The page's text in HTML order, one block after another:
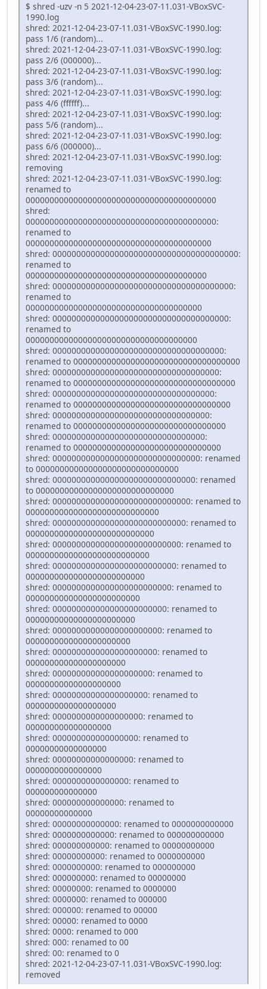
$ shred -uzv -n 5 2021-12-04-23-07-11.031-VBoxSVC-
1990.log
shred: 2021-12-04-23-07-11.031-VBoxSVC-1990.log:
pass 1/6 (random)...
shred: 2021-12-04-23-07-11.031-VBoxSVC-1990.log:
pass 2/6 (000000)...
shred: 2021-12-04-23-07-11.031-VBoxSVC-1990.log:
pass 3/6 (random)...
shred: 2021-12-04-23-07-11.031-VBoxSVC-1990.log:
pass 4/6 (ffffff)...
shred: 2021-12-04-23-07-11.031-VBoxSVC-1990.log:
pass 5/6 (random)...
shred: 2021-12-04-23-07-11.031-VBoxSVC-1990.log:
pass 6/6 (000000)...
shred: 2021-12-04-23-07-11.031-VBoxSVC-1990.log:
removing
shred: 2021-12-04-23-07-11.031-VBoxSVC-1990.log:
renamed to
0000000000000000000000000000000000000000
shred:
0000000000000000000000000000000000000000:
renamed to
000000000000000000000000000000000000000
shred: 000000000000000000000000000000000000000:
renamed to
00000000000000000000000000000000000000
shred: 00000000000000000000000000000000000000:
renamed to
0000000000000000000000000000000000000
shred: 0000000000000000000000000000000000000:
renamed to
000000000000000000000000000000000000
shred: 000000000000000000000000000000000000:
renamed to 00000000000000000000000000000000000
shred: 00000000000000000000000000000000000:
renamed to 0000000000000000000000000000000000
shred: 0000000000000000000000000000000000:
renamed to 000000000000000000000000000000000
shred: 000000000000000000000000000000000:
renamed to 00000000000000000000000000000000
shred: 00000000000000000000000000000000:
renamed to 0000000000000000000000000000000
shred: 0000000000000000000000000000000: renamed
to 000000000000000000000000000000
shred: 000000000000000000000000000000: renamed
to 00000000000000000000000000000
shred: 00000000000000000000000000000: renamed to
0000000000000000000000000000
shred: 0000000000000000000000000000: renamed to
000000000000000000000000000
shred: 000000000000000000000000000: renamed to
00000000000000000000000000
shred: 00000000000000000000000000: renamed to
0000000000000000000000000
shred: 0000000000000000000000000: renamed to
000000000000000000000000
shred: 000000000000000000000000: renamed to
00000000000000000000000
shred: 00000000000000000000000: renamed to
0000000000000000000000
shred: 0000000000000000000000: renamed to
000000000000000000000
shred: 000000000000000000000: renamed to
00000000000000000000
shred: 00000000000000000000: renamed to
0000000000000000000
shred: 0000000000000000000: renamed to
000000000000000000
shred: 000000000000000000: renamed to
00000000000000000
shred: 00000000000000000: renamed to
0000000000000000
shred: 0000000000000000: renamed to
000000000000000
shred: 000000000000000: renamed to
00000000000000
shred: 00000000000000: renamed to 0000000000000
shred: 0000000000000: renamed to 000000000000
shred: 000000000000: renamed to 00000000000
shred: 00000000000: renamed to 0000000000
shred: 0000000000: renamed to 000000000
shred: 000000000: renamed to 00000000
shred: 00000000: renamed to 0000000
shred: 0000000: renamed to 000000
shred: 000000: renamed to 00000
shred: 00000: renamed to 0000
shred: 0000: renamed to 000
shred: 000: renamed to 00
shred: 00: renamed to 0
shred: 2021-12-04-23-07-11.031-VBoxSVC-1990.log:
removed